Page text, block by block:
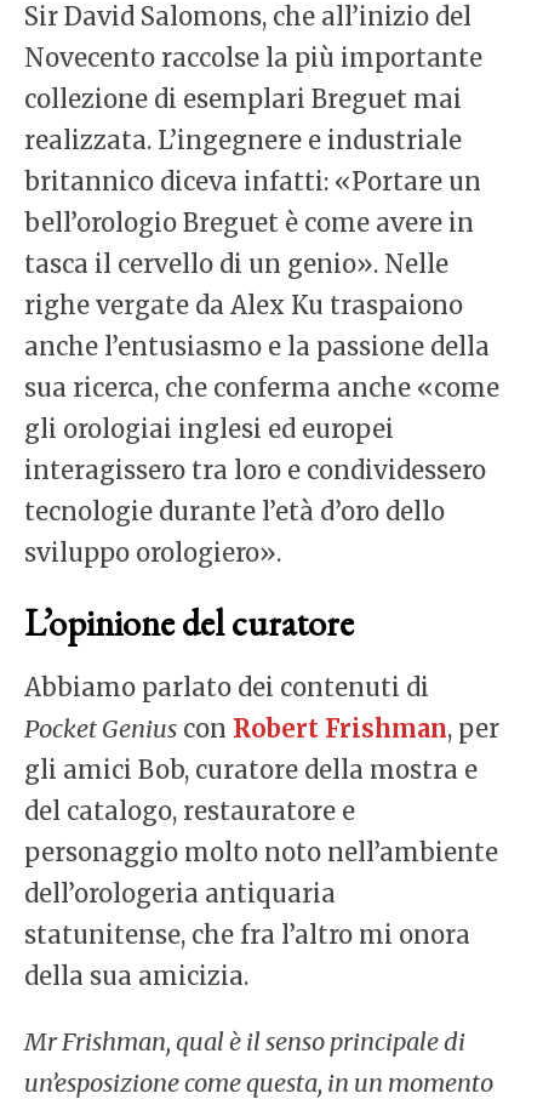
Sir David Salomons, che all’inizio del
Novecento raccolse la più importante
collezione di esemplari Breguet mai
realizzata. L’ingegnere e industriale
britannico diceva infatti: «Portare un
bell’orologio Breguet è come avere in
tasca il cervello di un genio». Nelle
righe vergate da Alex Ku traspaiono
anche l’entusiasmo e la passione della
sua ricerca, che conferma anche «come
gli orologiai inglesi ed europei
interagissero tra loro e condividessero
tecnologie durante l’età d’oro dello
sviluppo orologiero».
L’opinione del curatore
Abbiamo parlato dei contenuti di
Pocket Genius con Robert Frishman, per
gli amici Bob, curatore della mostra e
del catalogo, restauratore e
personaggio molto noto nell’ambiente
dell’orologeria antiquaria
statunitense, che fra l’altro mi onora
della sua amicizia.
Mr Frishman, qual è il senso principale di
un’esposizione come questa, in un momento